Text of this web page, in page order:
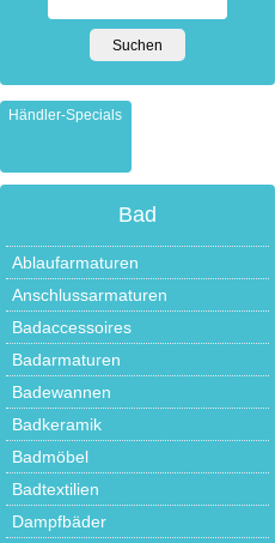
Händler-Specials
Bad
Ablaufarmaturen
Anschlussarmaturen
Badaccessoires
Badarmaturen
Badewannen
Badkeramik
Badmöbel
Badtextilien
Dampfbäder